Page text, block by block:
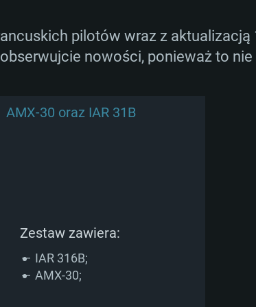
nie jest
pilotów wraz z aktualizacją
nowości, ponieważ to nie
AMX-30 oraz IAR 31B
Zestaw zawiera:
IAR 316B;
AMX-30;